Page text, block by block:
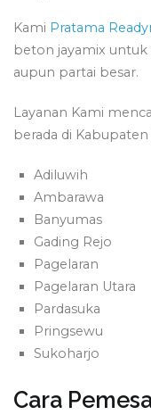
Kami Pratama
beton jayamix
aupun partai besar.
Layanan Kami
berada di
Adiluwih
Ambarawa
Banyumas
Gading Rejo
Pagelaran
Pagelaran Utara
Pardasuka
Pringsewu
Sukoharjo
Cara